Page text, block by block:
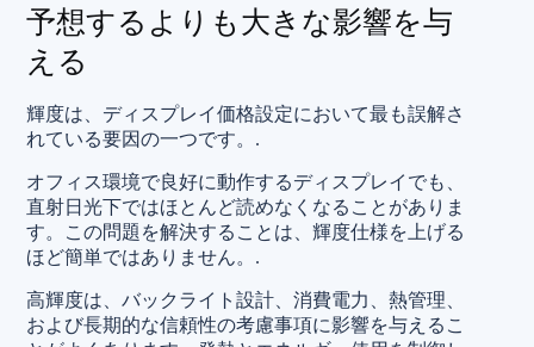
予想するよりも大きな影響を与
える
輝度は、ディスプレイ価格設定において最も誤解さ
れている要因の一つです。.
オフィス環境で良好に動作するディスプレイでも、
直射日光下ではほとんど読めなくなることがありま
す。この問題を解決することは、輝度仕様を上げる
ほど簡単ではありません。.
高輝度は、バックライト設計、消費電力、熱管理、
および長期的な信頼性の考慮事項に影響を与えるこ